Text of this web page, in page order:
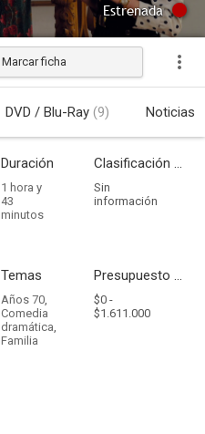
Estrenada
Marcar ficha
DVD / Blu-Ray (9) Noticias
Duración
1 hora y
43
minutos
Clasificación por edades
Sin
información
Temas
Años 70,
Comedia
dramática,
Familia
Presupuesto - Ingresos
$0 -
$1.611.000